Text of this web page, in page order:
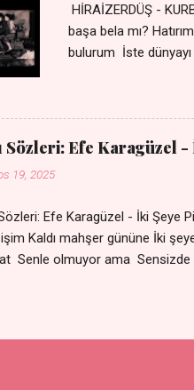
HİRAİZERDÜŞ -
başa bela mı?
bulurum İste
olurum Can canım
sevdiğin almış Sen
durdururum Ben
bulurum
Sözleri: Efe Karagüzel -
19, 2025
Efe Karagüzel - İki Şeye
işim Kaldı mahşer gününe
Senle olmuyor ama
dini imanı Nakarat Senle